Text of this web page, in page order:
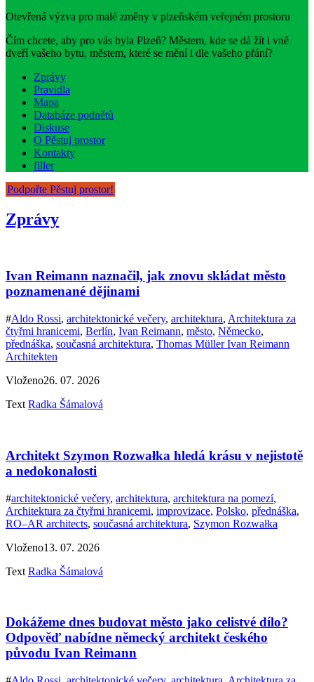
Otevřená výzva pro malé změny v plzeňském veřejném prostoru
Čím chcete, aby pro vás byla Plzeň? Městem, kde se dá žít i vně
dveří vašeho bytu, městem, které se mění i dle vašeho přání?
Zprávy
Pravidla
Mapa
Databáze podnětů
Diskuse
O Pěstuj prostor
Kontakty
filler
Podpořte Pěstuj prostor!
Zprávy
Ivan Reimann naznačil, jak znovu skládat město
poznamenané dějinami
#Aldo Rossi, architektonické večery, architektura, Architektura za
čtyřmi hranicemi, Berlín, Ivan Reimann, město, Německo,
přednáška, současná architektura, Thomas Müller Ivan Reimann
Architekten
Vloženo26. 07. 2026
Text Radka Šámalová
Architekt Szymon Rozwałka hledá krásu v nejistotě
a nedokonalosti
#architektonické večery, architektura, architektura na pomezí,
Architektura za čtyřmi hranicemi, improvizace, Polsko, přednáška,
RO–AR architects, současná architektura, Szymon Rozwałka
Vloženo13. 07. 2026
Text Radka Šámalová
Dokážeme dnes budovat město jako celistvé dílo?
Odpověď nabídne německý architekt českého
původu Ivan Reimann